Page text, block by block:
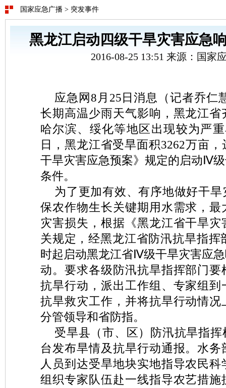
国家应急广播 > 突发事件
黑龙江启动四级干旱灾害应急
2016-08-25 13:51 来源：国家
应急网8月25日消息（记者乔仁
长期高温少雨天气影响，黑龙江省
哈尔滨、绥化等地区出现较为严
日，黑龙江省受旱面积3262万亩
干旱灾害应急预案》规定的启动Ⅳ
条件。
为了更加有效、有序地做好干
保农作物生长关键期用水需求，最
灾害损失，根据《黑龙江省干旱
关规定，经黑龙江省防汛抗旱指挥
时起启动黑龙江省Ⅳ级干旱灾害应
动。要求各级防汛抗旱指挥部门要
抗旱行动，派出工作组、专家组到
抗旱救灾工作，并将抗旱行动情况
分管领导和省防指。
受旱县（市、区）防汛抗旱指
台发布旱情及抗旱行动通报。水
人员到达受旱地块实地指导农民
组织专家队伍赴一线指导农艺措施